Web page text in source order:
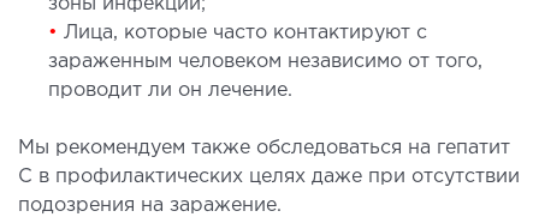
стационар
стационар
зоны инфекции;
• Лица, которые часто контактируют с
зараженным человеком независимо от того,
проводит ли он лечение.
Мы рекомендуем также обследоваться на гепатит
С в профилактических целях даже при отсутствии
подозрения на заражение.